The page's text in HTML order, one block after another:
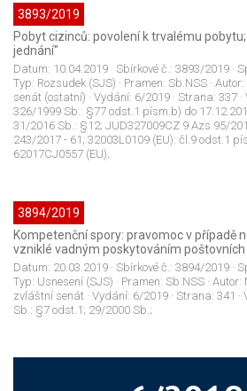
3893/2019
Pobyt cizinců: povolení k trvalému
jednání"
Datum: 10.04.2019 · Sbírkové č.: 3893/2019 ·
Typ: Rozsudek (SJS) · Pramen: Sb.NSS · Autor:
senát (ostatní) · Vydání: 6/2019 · Strana: 337
326/1999 Sb.: §77 odst.1 písm.b) do
31/2016 Sb.: §12; JUD327009CZ 9 Azs 95/
243/2017 - 61; 32003L0109 (EU): čl.9 odst.1
62017CJ0557 (EU);
3894/2019
Kompetenční spory: pravomoc v případě
vzniklé vadným poskytováním poštovních
Datum: 20.03.2019 · Sbírkové č.: 3894/2019 ·
Typ: Usnesení (SJS) · Pramen: Sb.NSS · Autor:
zvláštní senát · Vydání: 6/2019 · Strana: 341 ·
Sb.: §7 odst.1; 29/2000 Sb.;